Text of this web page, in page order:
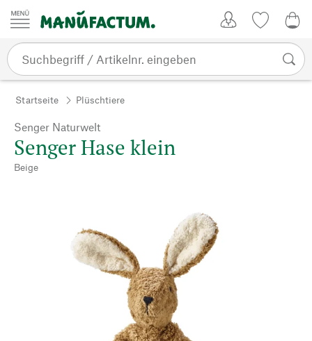
Zum Inhalt springen
Startseite Plüschtiere
Senger Naturwelt
Senger Hase klein
Beige